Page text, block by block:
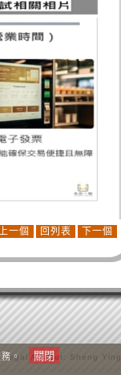
一個 回列表 下一個
Advisor: Sheng Ying
。